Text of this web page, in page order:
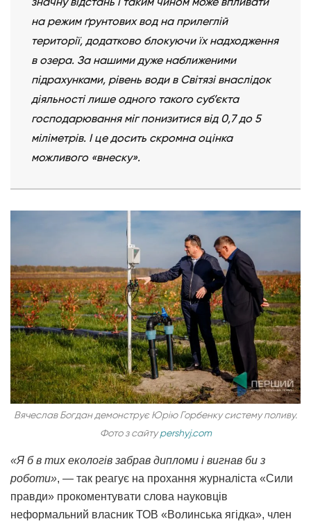
на режим ґрунтових вод на прилеглій
території, додатково блокуючи їх надходження
в озера. За нашими дуже наближеними
підрахунками, рівень води в Світязі внаслідок
діяльності лише одного такого суб’єкта
господарювання міг понизитися від 0,7 до 5
міліметрів. І це досить скромна оцінка
можливого «внеску».
Вячеслав Богдан демонструє Юрію Горбенку систему поливу.
Фото з сайтуpershyj.com
«Я б в тих екологів забрав дипломи і вигнав би з
роботи», — так реагує на прохання журналіста «Сили
правди» прокоментувати слова науковців
неформальний власник ТОВ «Волинська ягідка», член